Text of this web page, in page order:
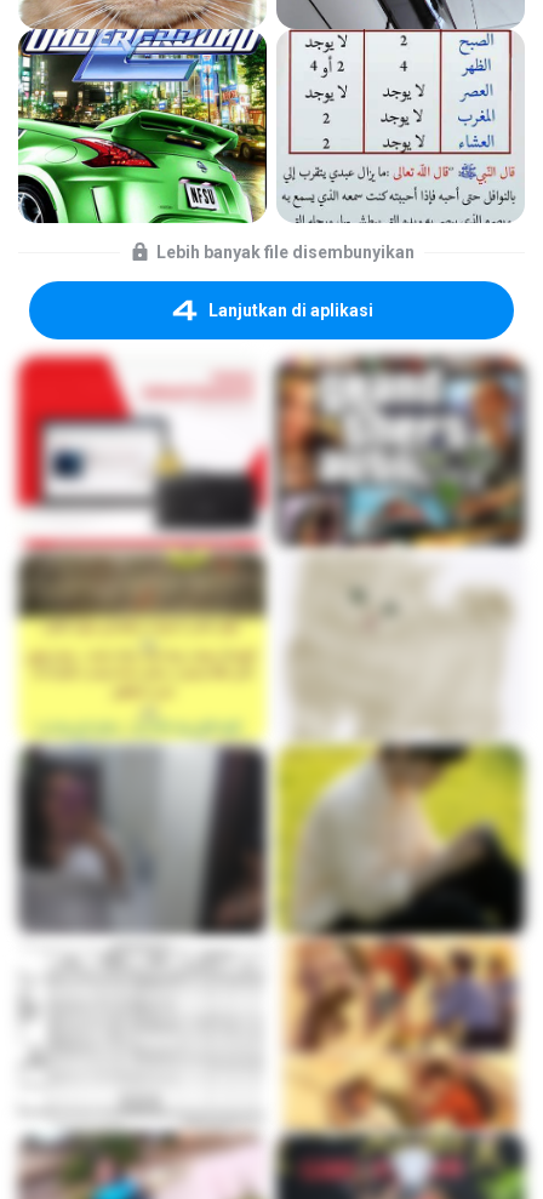
Lebih banyak file disembunyikan
Lanjutkan di aplikasi